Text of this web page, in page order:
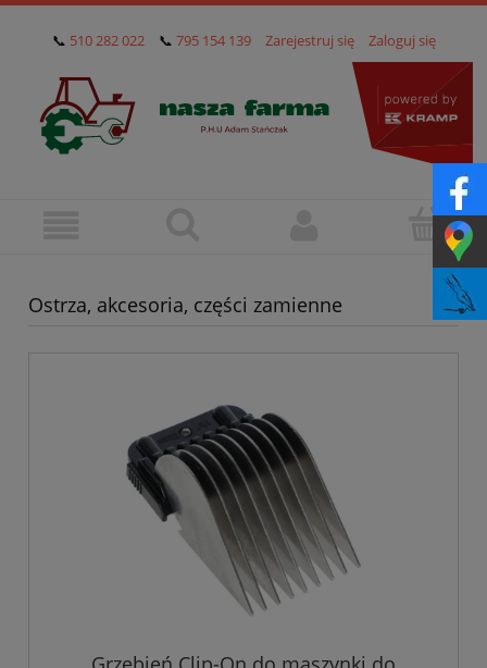
📞 510 282 022 📞 795 154 139 Zarejestruj się Zaloguj się
Ostrza, akcesoria, części zamienne